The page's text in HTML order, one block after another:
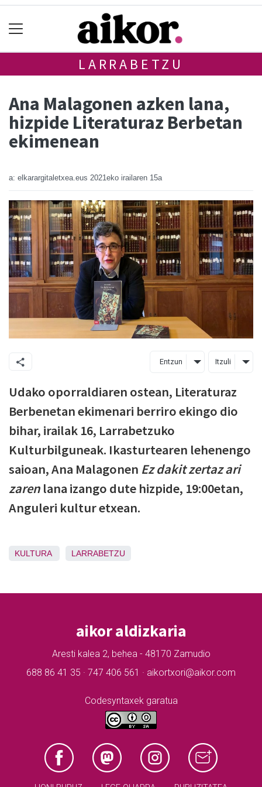
LARRABETZU
Ana Malagonen azken lana,
hizpide Literaturaz Berbetan
ekimenean
a: elkarargitaletxea.eus 2021eko irailaren 15a
Entzun Itzuli
Udako oporraldiaren ostean, Literaturaz
Berbenetan ekimenari berriro ekingo dio
bihar, irailak 16, Larrabetzuko
Kulturbilguneak. Ikasturtearen lehenengo
saioan, Ana Malagonen Ez dakit zertaz ari
zaren lana izango dute hizpide, 19:00etan,
Anguleri kultur etxean.
KULTURA LARRABETZU
aikor aldizkaria
Aresti kalea 2, behea - 48170 Zamudio
688 86 41 35 · 747 406 561 · aikortxori@aikor.com
Codesyntaxek garatua